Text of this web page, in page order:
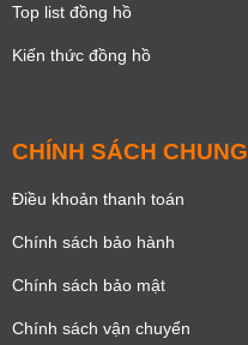
Top list đồng hồ
Kiến thức đồng hồ
CHÍNH SÁCH CHUNG
Điều khoản thanh toán
Chính sách bảo hành
Chính sách bảo mật
Chính sách vận chuyển